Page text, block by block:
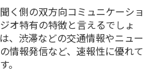
く側の双方向コミュニケーショ
オ特有の特徴と言えるでしょ
、渋滞などの交通情報やニュー
情報発信など、速報性に優れて
。